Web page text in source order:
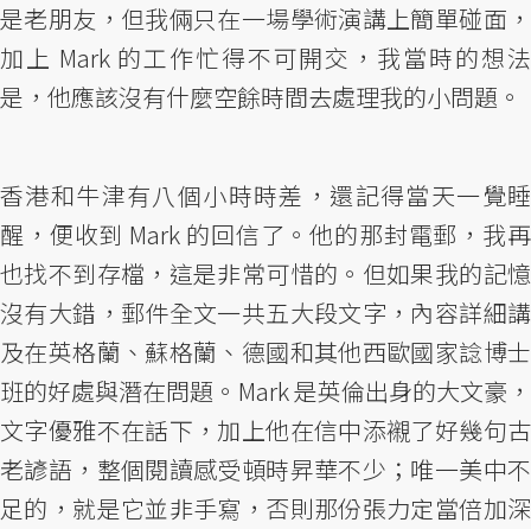
是老朋友，但我倆只在一場學術演講上簡單碰面，
加上 Mark 的工作忙得不可開交，我當時的想法
是，他應該沒有什麼空餘時間去處理我的小問題。
香港和牛津有八個小時時差，還記得當天一覺睡
醒，便收到 Mark 的回信了。他的那封電郵，我再
也找不到存檔，這是非常可惜的。但如果我的記憶
沒有大錯，郵件全文一共五大段文字，內容詳細講
及在英格蘭、蘇格蘭、德國和其他西歐國家諗博士
班的好處與潛在問題。Mark 是英倫出身的大文豪，
文字優雅不在話下，加上他在信中添襯了好幾句古
老諺語，整個閱讀感受頓時昇華不少；唯一美中不
足的，就是它並非手寫，否則那份張力定當倍加深